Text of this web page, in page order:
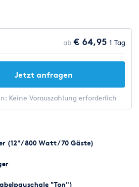
ab € 64,95 1 Tag
Jetzt anfragen
Keine Vorauszahlung erforderlich
(12"/ 800 Watt/ 70 Gäste)
"Ton")